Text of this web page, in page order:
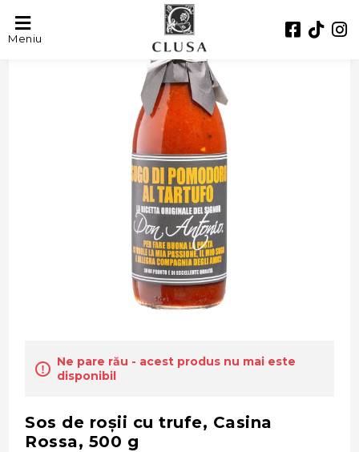
Meniu
Ne pare rău - acest produs nu mai este
disponibil
Sos de roşii cu trufe, Casina
Rossa, 500 g